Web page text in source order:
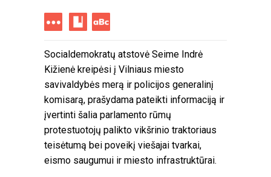
Socialdemokratų atstovė Seime Indrė
Kižienė kreipėsi į Vilniaus miesto
savivaldybės merą ir policijos generalinį
komisarą, prašydama pateikti informaciją ir
įvertinti šalia parlamento rūmų
protestuotojų palikto vikšrinio traktoriaus
teisėtumą bei poveikį viešajai tvarkai,
eismo saugumui ir miesto infrastruktūrai.